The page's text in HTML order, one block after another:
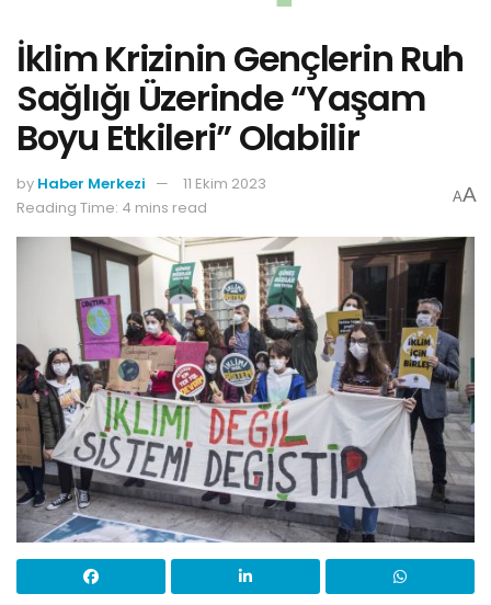
İklim Krizinin Gençlerin Ruh
Sağlığı Üzerinde “Yaşam
Boyu Etkileri” Olabilir
by Haber Merkezi
11 Ekim 2023
Reading Time: 4 mins read
AA